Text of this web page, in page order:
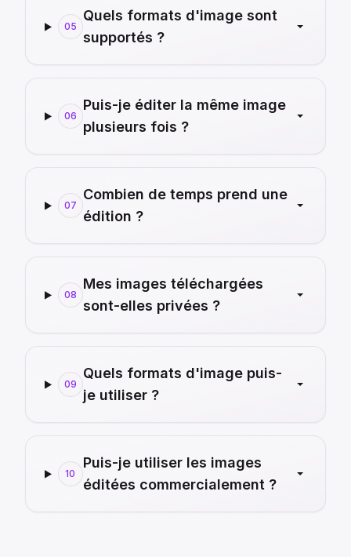
05
Quels formats d'image sont
supportés ?
06
Puis-je éditer la même image
plusieurs fois ?
07
Combien de temps prend une
édition ?
08
Mes images téléchargées
sont-elles privées ?
09
Quels formats d'image puis-
je utiliser ?
10
Puis-je utiliser les images
éditées commercialement ?